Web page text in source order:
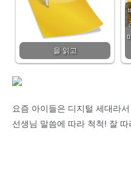
을 읽고
요즘 아이들은 디지털 세대라
선생님 말씀에 따라 척척! 잘 따